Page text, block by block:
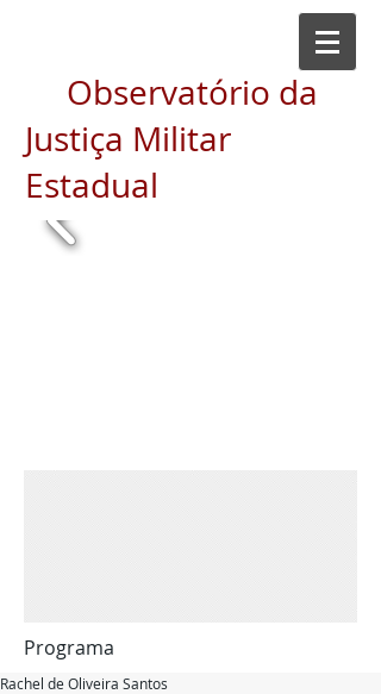
Observatório da
Justiça Militar
Estadual
Programa
Rachel de Oliveira Santos